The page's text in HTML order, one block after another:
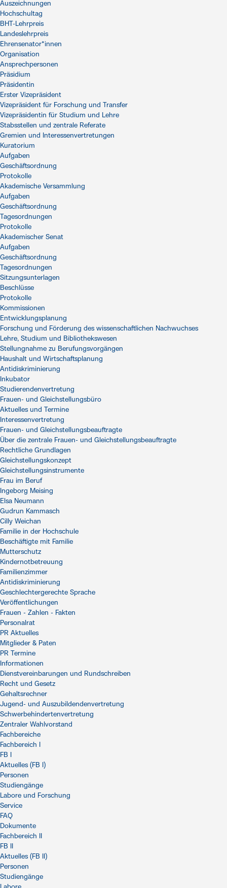
Auszeichnungen
Hochschultag
BHT-Lehrpreis
Landeslehrpreis
Ehrensenator*innen
Organisation
Ansprechpersonen
Präsidium
Präsidentin
Erster Vizepräsident
Vizepräsident für Forschung und Transfer
Vizepräsidentin für Studium und Lehre
Stabsstellen und zentrale Referate
Gremien und Interessenvertretungen
Kuratorium
Aufgaben
Geschäftsordnung
Protokolle
Akademische Versammlung
Aufgaben
Geschäftsordnung
Tagesordnungen
Protokolle
Akademischer Senat
Aufgaben
Geschäftsordnung
Tagesordnungen
Sitzungsunterlagen
Beschlüsse
Protokolle
Kommissionen
Entwicklungsplanung
Forschung und Förderung des wissenschaftlichen Nachwuchses
Lehre, Studium und Bibliothekswesen
Stellungnahme zu Berufungsvorgängen
Haushalt und Wirtschaftsplanung
Antidiskriminierung
Inkubator
Studierendenvertretung
Frauen- und Gleichstellungsbüro
Aktuelles und Termine
Interessenvertretung
Frauen- und Gleichstellungsbeauftragte
Über die zentrale Frauen- und Gleichstellungsbeauftragte
Rechtliche Grundlagen
Gleichstellungskonzept
Gleichstellungsinstrumente
Frau im Beruf
Ingeborg Meising
Elsa Neumann
Gudrun Kammasch
Cilly Weichan
Familie in der Hochschule
Beschäftigte mit Familie
Mutterschutz
Kindernotbetreuung
Familienzimmer
Antidiskriminierung
Geschlechtergerechte Sprache
Veröffentlichungen
Frauen - Zahlen - Fakten
Personalrat
PR Aktuelles
Mitglieder & Paten
PR Termine
Informationen
Dienstvereinbarungen und Rundschreiben
Recht und Gesetz
Gehaltsrechner
Jugend- und Auszubildendenvertretung
Schwerbehindertenvertretung
Zentraler Wahlvorstand
Fachbereiche
Fachbereich I
FB I
Aktuelles (FB I)
Personen
Studiengänge
Labore und Forschung
Service
FAQ
Dokumente
Fachbereich II
FB II
Aktuelles (FB II)
Personen
Studiengänge